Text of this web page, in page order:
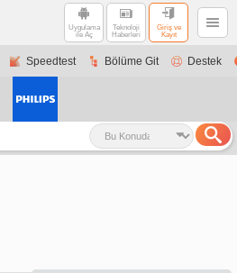
Uygulama
ile Aç
Teknoloji
Haberleri
Giriş ve
Kayıt
Speedtest Bölüme Git Destek